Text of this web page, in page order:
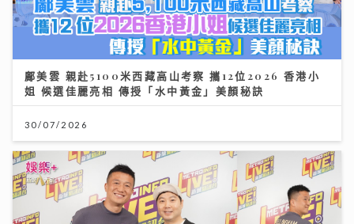
鄺美雲 親赴5100米西藏高山考察 攜12位2026 香港小
姐 候選佳麗亮相 傳授「水中黃金」美顏秘訣
30/07/2026